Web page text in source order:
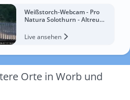
Weißstorch-Webcam - Pro
Natura Solothurn - Altreu
Live ansehen
Orte in Worb und